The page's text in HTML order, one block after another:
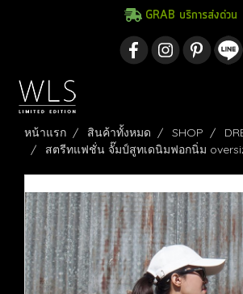
GRAB บริการส่งด่วน
หน้าแรก สินค้าทั้งหมด SHOP
สตรีทแฟชั่น จั๊มป์สูทเดนิมฟอกนิ่ม